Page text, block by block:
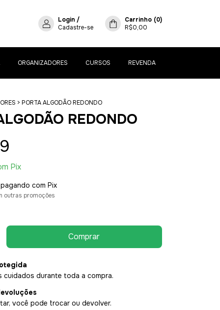
Login /
Cadastre-se
Carrinho (0)
R$0,00
ORGANIZADORES CURSOS REVENDA
> PORTA ALGODÃO REDONDO
REDONDO
Pix
pagando com Pix
outras promoções
cuidados durante toda a compra.
você pode trocar ou devolver.